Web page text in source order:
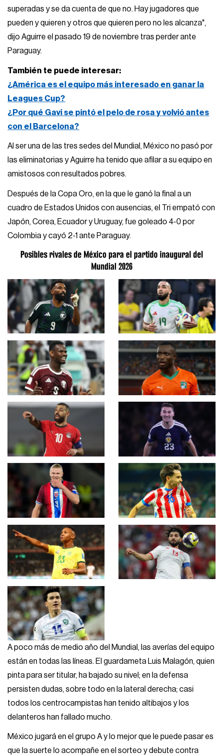
superadas y se da cuenta de que no. Hay jugadores que
pueden y quieren y otros que quieren pero no les alcanza",
dijo Aguirre el pasado 19 de noviembre tras perder ante
Paraguay.
También te puede interesar:
¿América es el equipo más interesado en ganar la
Leagues Cup?
¿Por qué Gavi se pintó el pelo de rosa y volvió antes
con el Barcelona?
Al ser una de las tres sedes del Mundial, México no pasó por
las eliminatorias y Aguirre ha tenido que afilar a su equipo en
amistosos con resultados pobres.
Después de la Copa Oro, en la que le ganó la final a un
cuadro de Estados Unidos con ausencias, el Tri empató con
Japón, Corea, Ecuador y Uruguay, fue goleado 4-0 por
Colombia y cayó 2-1 ante Paraguay.
Posibles rivales de México para el partido inaugural del
Mundial 2026
A poco más de medio año del Mundial, las averías del equipo
están en todas las líneas. El guardameta Luis Malagón, quien
pinta para ser titular, ha bajado su nivel; en la defensa
persisten dudas, sobre todo en la lateral derecha; casi
todos los centrocampistas han tenido altibajos y los
delanteros han fallado mucho.
México jugará en el grupo A y lo mejor que le puede pasar es
que la suerte lo acompañe en el sorteo y debute contra